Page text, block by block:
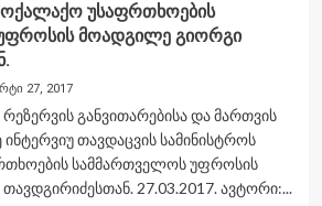
უსაფრთხოების
მოადგილე გიორგი
27, 2017
განვითარებისა და მართვის
თავდაცვის სამინისტროს
სამმართველოს უფროსის
27.03.2017. ავტორი:...